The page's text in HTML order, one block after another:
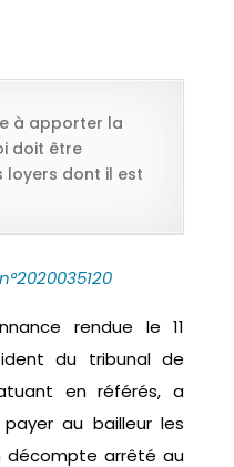
à apporter la
doit être
loyers dont il est
rendue le 11
du tribunal de
en référés, a
au bailleur les
décompte arrêté au